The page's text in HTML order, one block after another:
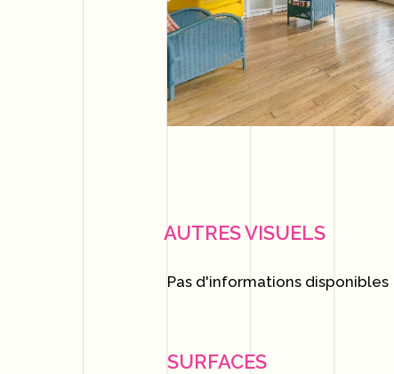
AUTRES VISUELS
Pas d'informations disponibles
SURFACES